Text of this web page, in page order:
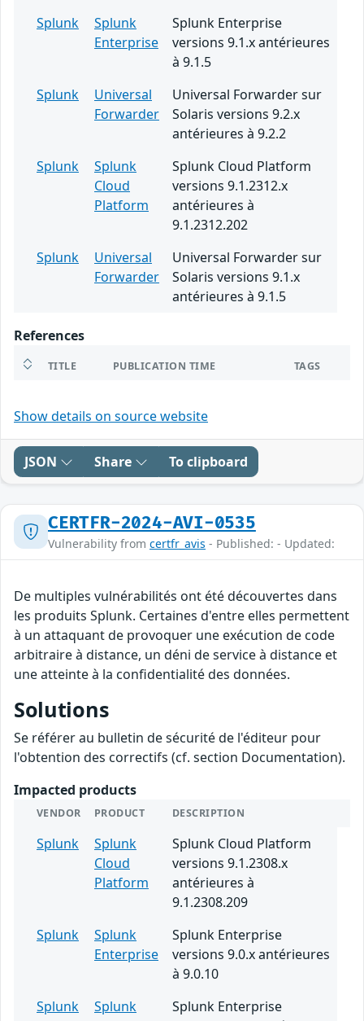
Splunk
Splunk
Enterprise
Splunk Enterprise
versions 9.1.x antérieures
à 9.1.5
Splunk
Universal
Forwarder
Universal Forwarder sur
Solaris versions 9.2.x
antérieures à 9.2.2
Splunk
Splunk
Cloud
Platform
Splunk Cloud Platform
versions 9.1.2312.x
antérieures à
9.1.2312.202
Splunk
Universal
Forwarder
Universal Forwarder sur
Solaris versions 9.1.x
antérieures à 9.1.5
References
TITLE PUBLICATION TIME TAGS
Show details on source website
JSON Share To clipboard
CERTFR-2024-AVI-0535
Vulnerability from certfr_avis - Published: - Updated:
De multiples vulnérabilités ont été découvertes dans
les produits Splunk. Certaines d'entre elles permettent
à un attaquant de provoquer une exécution de code
arbitraire à distance, un déni de service à distance et
une atteinte à la confidentialité des données.
Solutions
Se référer au bulletin de sécurité de l'éditeur pour
l'obtention des correctifs (cf. section Documentation).
Impacted products
VENDOR PRODUCT DESCRIPTION
Splunk
Splunk
Cloud
Platform
Splunk Cloud Platform
versions 9.1.2308.x
antérieures à
9.1.2308.209
Splunk
Splunk
Enterprise
Splunk Enterprise
versions 9.0.x antérieures
à 9.0.10
Splunk
Splunk
Splunk Enterprise